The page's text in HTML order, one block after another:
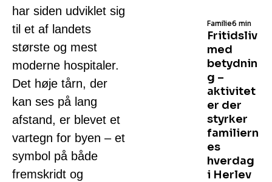
har siden udviklet sig
til et af landets
største og mest
moderne hospitaler.
Det høje tårn, der
kan ses på lang
afstand, er blevet et
vartegn for byen – et
symbol på både
fremskridt og
Fritidsliv
med
betydnin
g –
aktivitet
er der
styrker
familiern
es
hverdag
i Herlev
Familie6 min